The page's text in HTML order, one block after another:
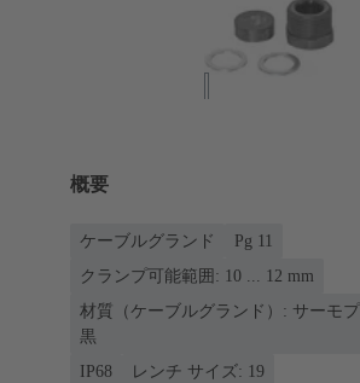
概要
ケーブルグランド
Pg 11
クランプ可能範囲: 10 ... 12 mm
材質（ケーブルグランド）: サーモ
黒
IP68
レンチ サイズ: 19